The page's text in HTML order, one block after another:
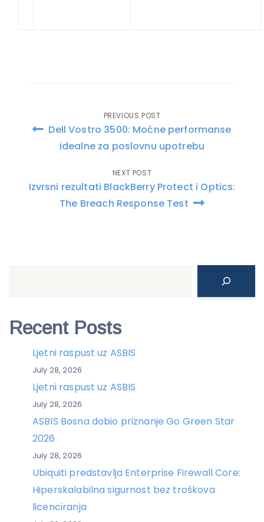
Post
navigation
PREVIOUS POST
Dell Vostro 3500: Moćne performanse
idealne za poslovnu upotrebu
NEXT POST
Izvrsni rezultati BlackBerry Protect i Optics:
The Breach Response Test
Recent Posts
Ljetni raspust uz ASBIS
July 28, 2026
Ljetni raspust uz ASBIS
July 28, 2026
ASBIS Bosna dobio priznanje Go Green Star
2026
July 28, 2026
Ubiquiti predstavlja Enterprise Firewall Core:
Hiperskalabilna sigurnost bez troškova
licenciranja